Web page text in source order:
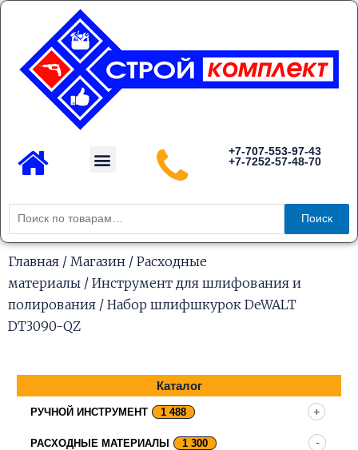
Перейти
содержимому
Menu
+7-707-553-97-43
+7-7252-57-48-70
Искать:
Поиск
Главная / Магазин / Расходные
материалы / Инструмент для шлифования и
полирования / Набор шлифшкурок DeWALT
DT3090-QZ
Каталог
РУЧНОЙ ИНСТРУМЕНТ 1 488
РАСХОДНЫЕ МАТЕРИАЛЫ 1 300